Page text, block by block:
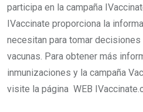
participa en la campaña
IVaccinate proporciona la
necesitan para tomar
vacunas. Para obtener más
inmunizaciones y la campaña
visite la página WEB